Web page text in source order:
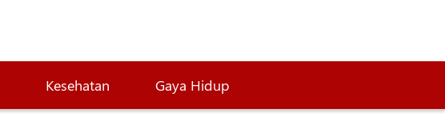
Kesehatan Gaya Hidup